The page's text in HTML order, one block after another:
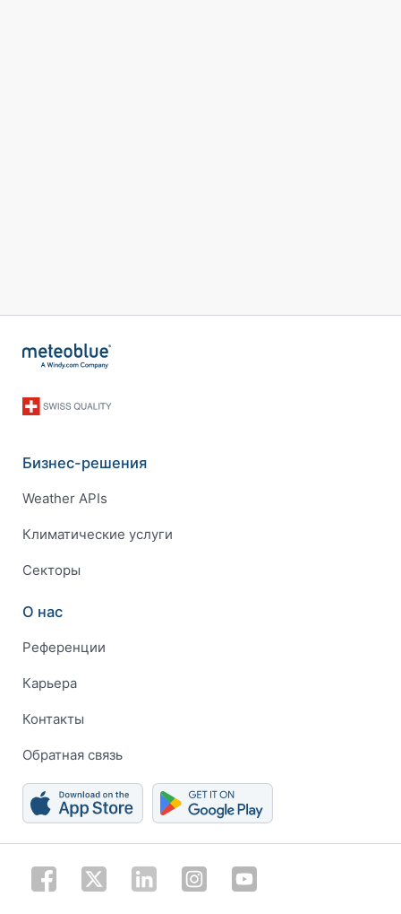
Бизнес-решения
Weather APIs
Климатические услуги
Секторы
О нас
Референции
Карьера
Контакты
Обратная связь